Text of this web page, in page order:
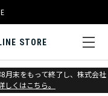
STORE
月末をもって終了し、株式会社
しくはこちら。